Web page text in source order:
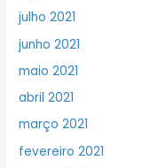
julho 2021
junho 2021
maio 2021
abril 2021
março 2021
fevereiro 2021